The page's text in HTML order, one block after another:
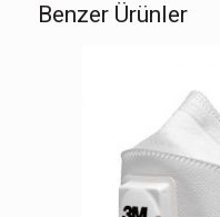
Benzer Ürünler